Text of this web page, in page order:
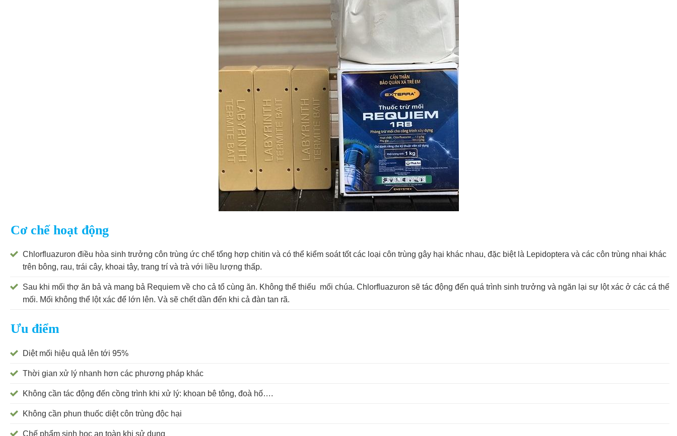
Cơ chế hoạt động
Chlorfluazuron điều hòa sinh trưởng côn trùng ức chế tổng hợp chitin và có thể kiểm soát tốt các loại côn trùng gây hại khác nhau, đặc biệt là Lepidoptera và các côn trùng nhai khác
trên bông, rau, trái cây, khoai tây, trang trí và trà với liều lượng thấp.
Sau khi mối thợ ăn bả và mang bả Requiem về cho cả tổ cùng ăn. Không thể thiếu mối chúa. Chlorfluazuron sẽ tác động đến quá trình sinh trưởng và ngăn lại sự lột xác ở các cá thể
mối. Mối không thể lột xác để lớn lên. Và sẽ chết dần đến khi cả đàn tan rã.
Ưu điểm
Diệt mối hiệu quả lên tới 95%
Thời gian xử lý nhanh hơn các phương pháp khác
Không cần tác động đến cồng trình khi xử lý: khoan bê tông, đoà hố….
Không cần phun thuốc diệt côn trùng độc hại
Chế phẩm sinh học an toàn khi sử dụng